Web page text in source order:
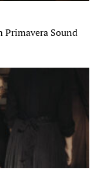
Primavera Sound